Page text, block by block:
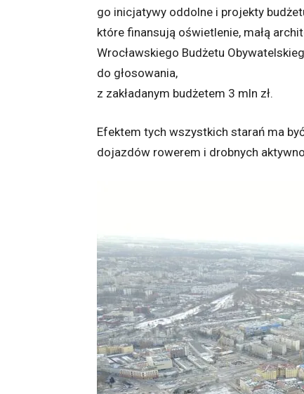
go inicjatywy oddolne i projekty
które finansują oświetlenie, małą
Wrocławskiego Budżetu
do głosowania,
z zakładanym budżetem 3 mln zł.
Efektem tych wszystkich starań ma
dojazdów rowerem i drobnych